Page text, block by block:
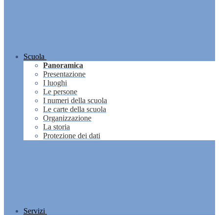
Scuola
Panoramica
Presentazione
I luoghi
Le persone
I numeri della scuola
Le carte della scuola
Organizzazione
La storia
Protezione dei dati
Servizi